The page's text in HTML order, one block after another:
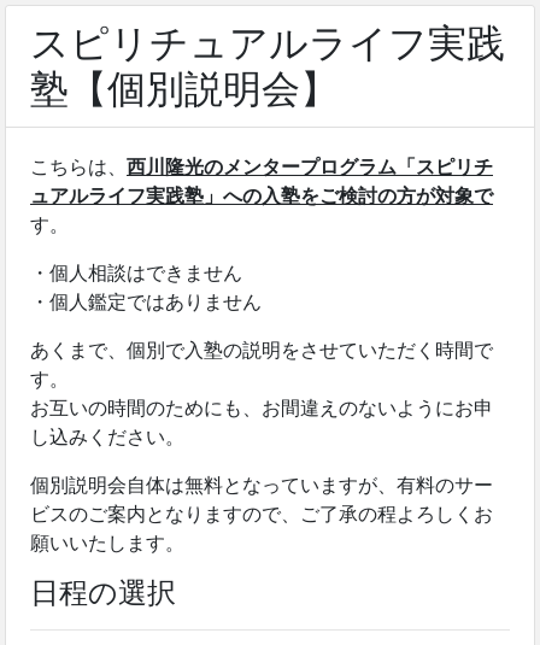
スピリチュアルライフ実践
塾【個別説明会】
こちらは、 西川隆光のメンタープログラム「スピリチ
ュアルライフ実践塾」への入塾をご検討の方が対象で
す。
・個人相談はできません
・個人鑑定ではありません
あくまで、個別で入塾の説明をさせていただく時間で
す。
お互いの時間のためにも、お間違えのないようにお申
し込みください。
個別説明会自体は無料となっていますが、有料のサー
ビスのご案内となりますので、ご了承の程よろしくお
願いいたします。
日程の選択